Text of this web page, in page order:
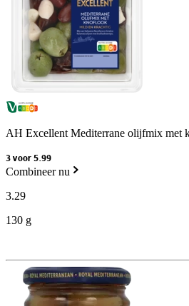
AH Excellent Mediterrane olijfmix met
3 voor 5.99
Combineer nu
3.29
130 g